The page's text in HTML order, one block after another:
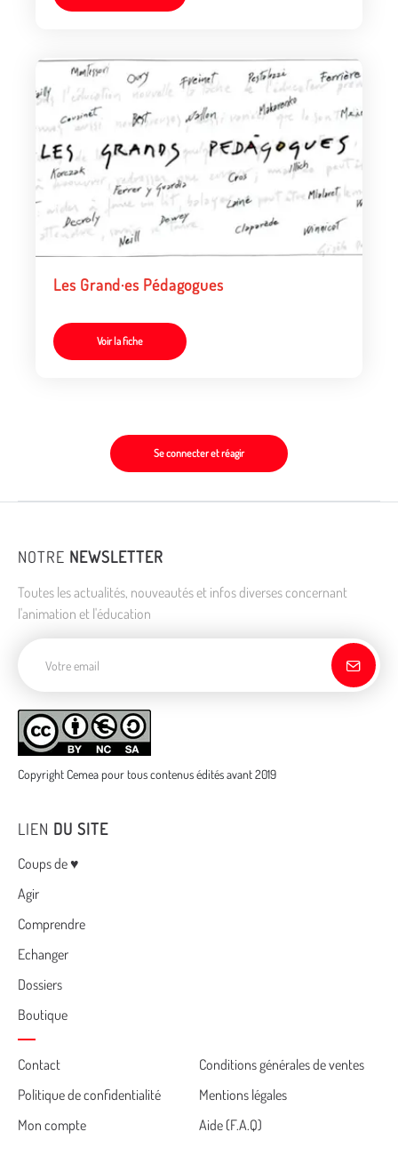
Les Grand·es Pédagogues
Voir la fiche
Se connecter et réagir
NOTRE NEWSLETTER
Toutes les actualités, nouveautés et infos diverses concernant
l'animation et l'éducation
Copyright Cemea pour tous contenus édités avant 2019
LIEN DU SITE
Menu
Coups de ♥
Agir
Comprendre
Echanger
Dossiers
Boutique
Cemea
footer
Contact
Conditions générales de ventes
Politique de confidentialité
Mentions légales
Mon compte
Aide (F.A.Q)